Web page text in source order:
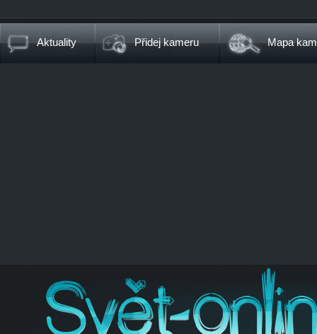
Aktuality Přidej kameru Mapa